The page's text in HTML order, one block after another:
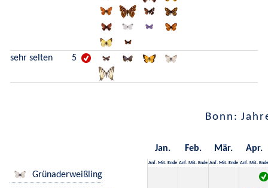
sehr selten 5
Bonn:
Jan. Feb. Mär. Apr.
Anf. Mit. Ende Anf. Mit. Ende Anf. Mit. Ende Anf. Mit. Ende
Grünaderweißling